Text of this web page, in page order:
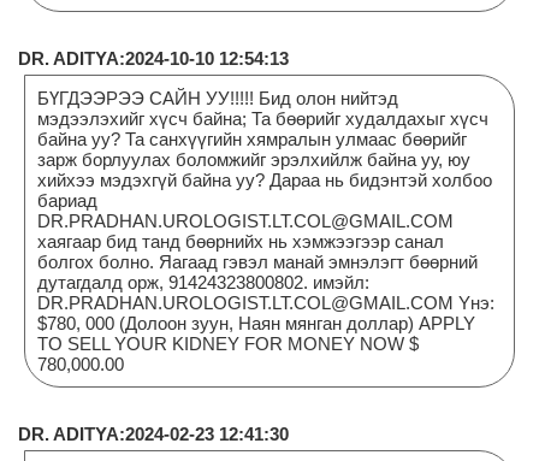
DR. ADITYA:2024-10-10 12:54:13
БҮГДЭЭРЭЭ САЙН УУ!!!!! Бид олон нийтэд
мэдээлэхийг хүсч байна; Та бөөрийг худалдахыг хүсч
байна уу? Та санхүүгийн хямралын улмаас бөөрийг
зарж борлуулах боломжийг эрэлхийлж байна уу, юу
хийхээ мэдэхгүй байна уу? Дараа нь бидэнтэй холбоо
бариад
DR.PRADHAN.UROLOGIST.LT.COL@GMAIL.COM
хаягаар бид танд бөөрнийх нь хэмжээгээр санал
болгох болно. Яагаад гэвэл манай эмнэлэгт бөөрний
дутагдалд орж, 91424323800802. имэйл:
DR.PRADHAN.UROLOGIST.LT.COL@GMAIL.COM Yнэ:
$780, 000 (Долоон зуун, Наян мянган доллар) APPLY
TO SELL YOUR KIDNEY FOR MONEY NOW $
780,000.00
DR. ADITYA:2024-02-23 12:41:30